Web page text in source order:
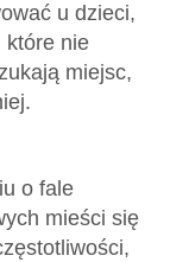
u dzieci,
które nie
miejsc,
o fale
mieści się